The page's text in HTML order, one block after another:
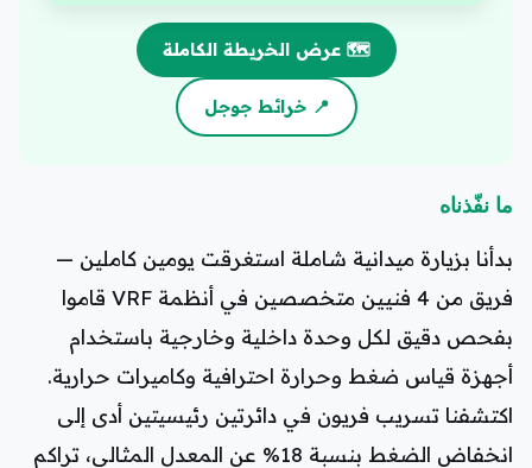
🗺️ عرض الخريطة الكاملة
📍 خرائط جوجل
ما نفّذناه
بدأنا بزيارة ميدانية شاملة استغرقت يومين كاملين —
فريق من 4 فنيين متخصصين في أنظمة VRF قاموا
بفحص دقيق لكل وحدة داخلية وخارجية باستخدام
أجهزة قياس ضغط وحرارة احترافية وكاميرات حرارية.
اكتشفنا تسريب فريون في دائرتين رئيسيتين أدى إلى
انخفاض الضغط بنسبة 18% عن المعدل المثالي، تراكم